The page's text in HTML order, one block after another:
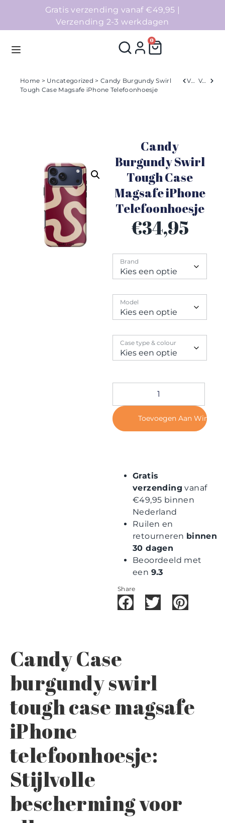
Gratis verzending vanaf €49,95 |
Verzending 2-3 werkdagen
0
Collecties
Contact
Home > Uncategorized > Candy Burgundy Swirl
Tough Case Magsafe iPhone Telefoonhoesje
Verleden Volgend
Candy
Burgundy Swirl
Tough Case
Magsafe iPhone
Telefoonhoesje
€34,95
Brand
Model
Case type & colour
Toevoegen Aan
Gratis
verzending vanaf
€49,95 binnen
Nederland
Ruilen en
retourneren binnen
30 dagen
Beoordeeld met
een 9.3
Share
Candy Case
burgundy swirl
tough case magsafe
iPhone
telefoonhoesje:
Stijlvolle
bescherming voor